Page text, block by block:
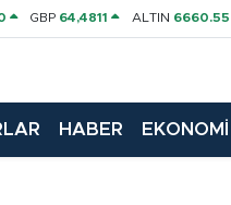
GBP 64,4811 ALTIN 6660.55
HABER EKONOMİ